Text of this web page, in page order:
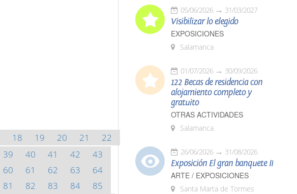
18 19 20 21
22
39 40 41 42
43
60 61 62 63
64
81 82 83 84
85
05/06/2026 31/03/2027
Visibilizar lo elegido
EXPOSICIONES
Salamanca
01/07/2026 30/09/2026
122 Becas de residencia con
alojamiento completo y
gratuito
OTRAS ACTIVIDADES
Salamanca
26/06/2026 31/08/2026
Exposición El gran banquete II
ARTE / EXPOSICIONES
Santa Marta de Tormes